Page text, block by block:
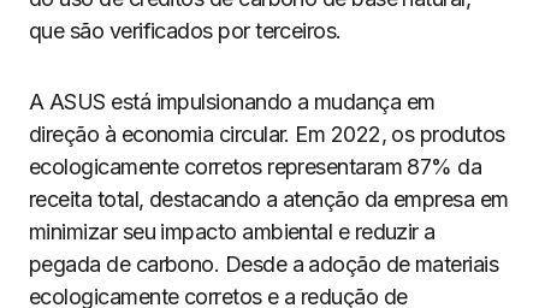
que são verificados por terceiros.
A ASUS está impulsionando a mudança em
direção à economia circular. Em 2022, os produtos
ecologicamente corretos representaram 87% da
receita total, destacando a atenção da empresa em
minimizar seu impacto ambiental e reduzir a
pegada de carbono. Desde a adoção de materiais
ecologicamente corretos e a redução de